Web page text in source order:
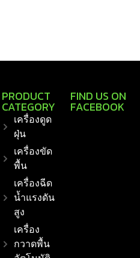
PRODUCT
CATEGORY
เครื่องดูด
ฝุ่น
เครื่องขัด
พื้น
เครื่องฉีด
น้ำแรงดัน
สูง
เครื่อง
กวาดพื้น
FIND US ON
FACEBOOK